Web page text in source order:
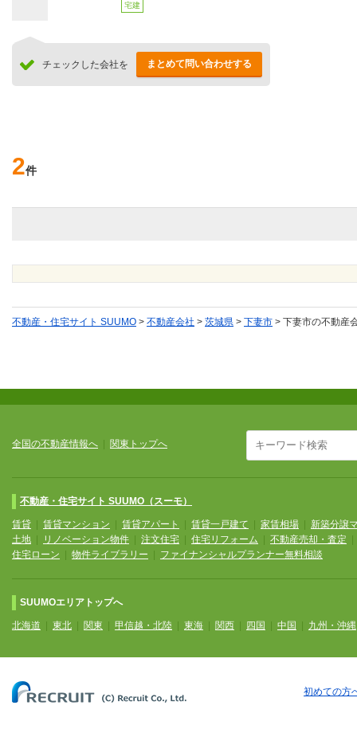
宅建
チェックした会社を まとめて問い合わせする
2件
不動産・住宅サイト SUUMO > 不動産会社 > 茨城県 > 下妻市 > 下妻市の不動産
全国の不動産情報へ 関東トップへ
不動産・住宅サイト SUUMO（スーモ）
賃貸 賃貸マンション 賃貸アパート 賃貸一戸建て 家賃相場
新築分譲
土地
リノベーション物件 注文住宅 住宅リフォーム 不動産売却・査定
住宅ローン
物件ライブラリー ファイナンシャルプランナー無料相談
SUUMOエリアトップへ
北海道 東北 関東 甲信越・北陸 東海 関西 四国 中国 九州・沖縄
初めての方